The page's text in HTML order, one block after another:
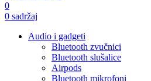
0
0 sadržaj
Audio i gadgeti
Bluetooth zvučnici
Bluetooth slušalice
Airpods
Bluetooth mikrofoni